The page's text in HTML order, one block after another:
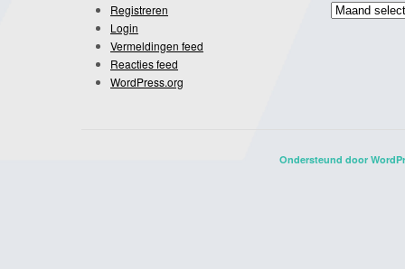
Registreren
Login
Vermeldingen feed
Reacties feed
WordPress.org
Archief
Ondersteund door